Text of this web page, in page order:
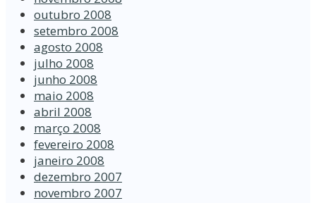
outubro 2008
setembro 2008
agosto 2008
julho 2008
junho 2008
maio 2008
abril 2008
março 2008
fevereiro 2008
janeiro 2008
dezembro 2007
novembro 2007